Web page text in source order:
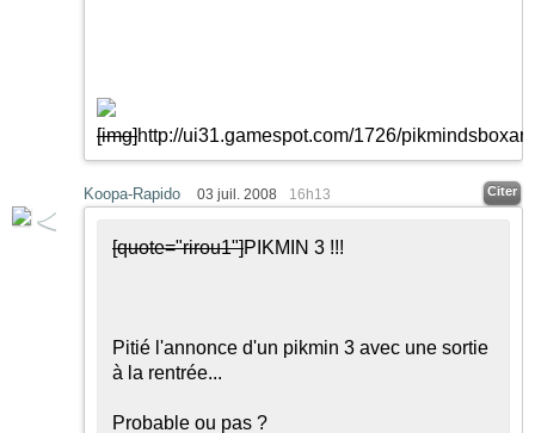
[img]http://ui31.gamespot.com/1726/
Koopa-Rapido 03 juil. 2008 16h13 Citer
[quote="rirou1"]PIKMIN 3 !!!
Pitié l'annonce d'un pikmin 3 avec une sortie
à la rentrée...
Probable ou pas ?